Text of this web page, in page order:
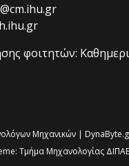
φοιτητών:
Μηχανικών |
Τμήμα Μηχανολογίας ΔΙΠΑΕ